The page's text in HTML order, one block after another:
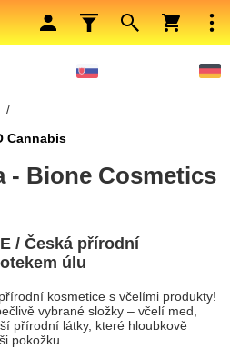
/
Cannabis
- Bione Cosmetics
/ Česká přírodní
úlu
kosmetice s včelími produkty!
vybrané složky – včelí med,
přírodní látky, které hloubkově
pokožku.